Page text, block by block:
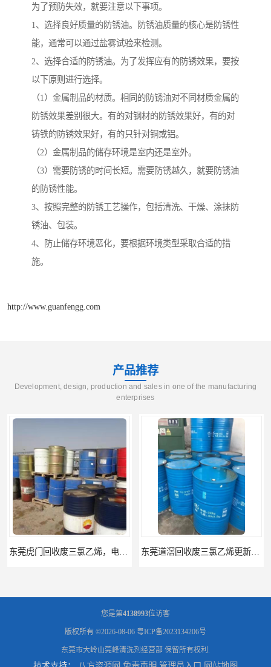
为了预防失效，就要注意以下事项。
1、选择良好质量的防锈油。防锈油质量的核心是防锈性
能，通常可以通过盐雾试验来检测。
2、选择合适的防锈油。为了发挥应有的防锈效果，要按
以下原则进行选择。
（1）金属制品的材质。相同的防锈油对不同材质金属的
防锈效果差别很大。有的对钢材的防锈效果好，有的对
铸铁的防锈效果好，有的只针对铜或铝。
（2）金属制品的储存环境是室内还是室外。
（3）需要防锈的时间长短。需要防锈越久，就要防锈油
的防锈性能。
3、按照完整的防锈工艺操作，包括清洗、干燥、涂抹防
锈油、包装。
4、防止储存环境恶化，要根据环境类型采取合适的措
施。
http://www.guanfengg.com
产品推荐
Development, design, production and sales in one of the manufacturing
enterprises
您是第4138993位访客
版权所有 ©2026-08-06 粤ICP备2023134206号
东莞市大岭山莞峰清洗剂经营部 保留所有权利.